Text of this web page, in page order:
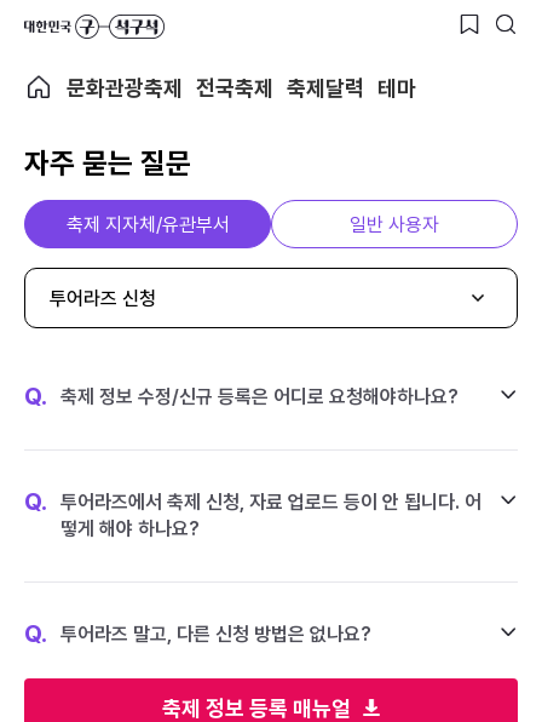
문화관광축제 전국축제 축제달력 테마
자주 묻는 질문
축제 정보 등록 매뉴얼
축제 지자체/유관부서 일반 사용자
투어라즈 신청
Q. 축제 정보 수정/신규 등록은 어디로 요청해야하나요?
Q.
투어라즈에서 축제 신청, 자료 업로드 등이 안 됩니다. 어
떻게 해야 하나요?
Q. 투어라즈 말고, 다른 신청 방법은 없나요?